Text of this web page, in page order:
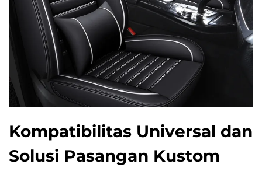
Kompatibilitas Universal dan
Solusi Pasangan Kustom